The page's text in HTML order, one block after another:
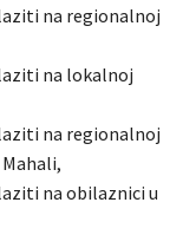
na regionalnoj
na lokalnoj
na regionalnoj
na obilaznici u